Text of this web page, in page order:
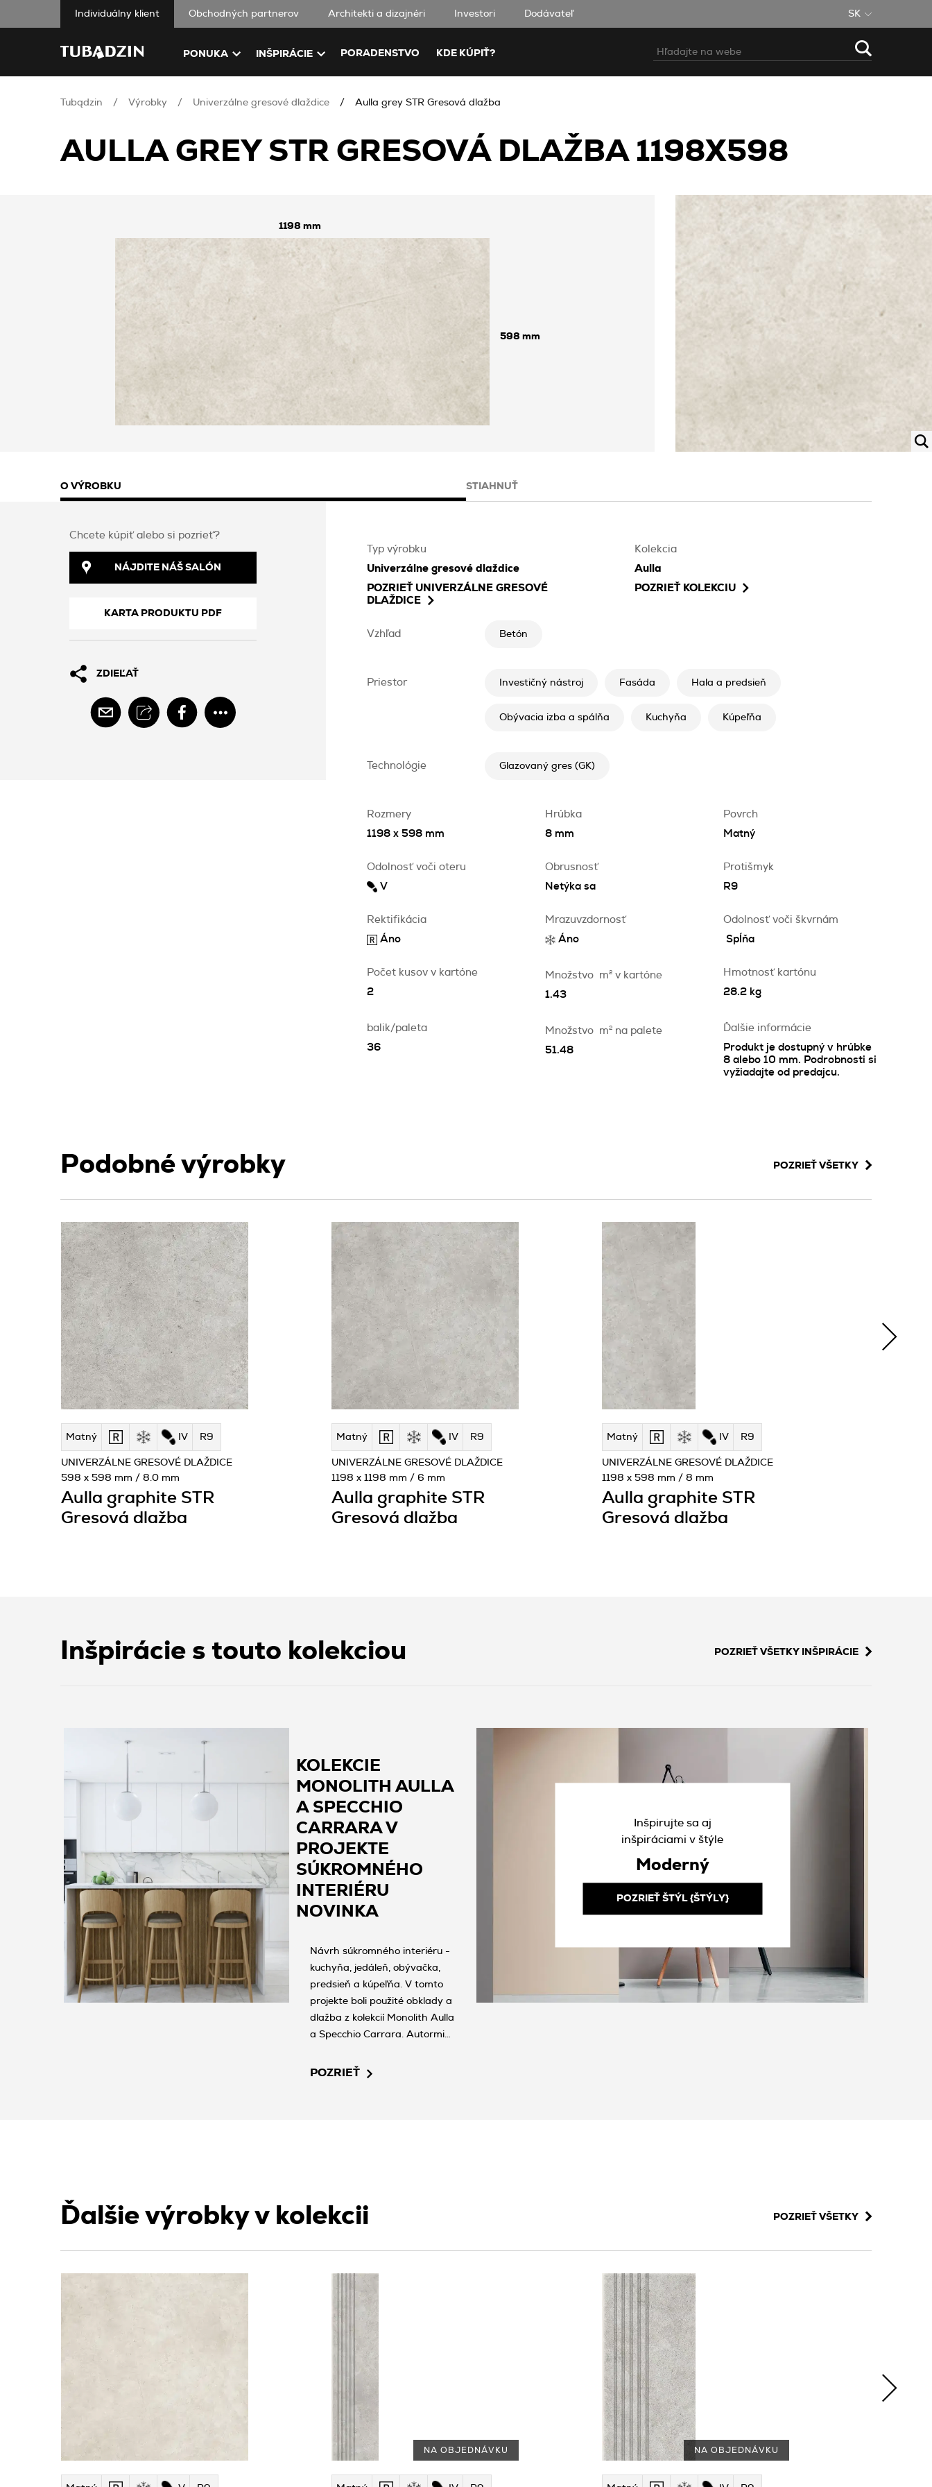
Individuálny klient Obchodných partnerov Architekti a dizajnéri Investori Dodávateľ SK
PONUKA INŠPIRÁCIE PORADENSTVO KDE KÚPIŤ?
Tubądzin Výrobky Univerzálne gresové dlaždice Aulla grey STR Gresová dlažba
AULLA GREY STR GRESOVÁ DLAŽBA 1198X598
1198
598
O VÝROBKU STIAHNUŤ
Chcete kúpiť alebo si pozrieť?
NÁJDITE NÁŠ SALÓN
KARTA PRODUKTU PDF
ZDIEĽAŤ
Typ výrobku
Univerzálne gresové dlaždice
POZRIEŤUNIVERZÁLNE GRESOVÉ
DLAŽDICE
Kolekcia
Aulla
POZRIEŤ KOLEKCIU
Vzhľad Betón
Priestor Investičný nástroj Fasáda Hala a predsieň
Obývacia izba a spálňa Kuchyňa Kúpeľňa
Technológie Glazovaný gres (GK)
Rozmery
1198 x 598 mm
Hrúbka
8 mm
Povrch
Matný
Odolnosť voči oteru
V
Obrusnosť
Netýka sa
Protišmyk
R9
Rektifikácia
Áno
Mrazuvzdornosť
Áno
Odolnosť voči škvrnám
Spĺňa
Počet kusov v kartóne
2
Množstvo m2 v kartóne
1.43
Hmotnosť kartónu
28.2 kg
balik/paleta
36
Množstvo m2
na palete
51.48
Ďalšie informácie
Produkt je dostupný v hrúbke
8 alebo 10 mm. Podrobnosti si
vyžiadajte od predajcu.
Podobné výrobky POZRIEŤ VŠETKY
Matný IV R9
Aulla graphite STR
Gresová dlažba
UNIVERZÁLNE GRESOVÉ DLAŽDICE
598 x 598 mm / 8.0 mm
Matný IV R9
Aulla graphite STR
Gresová dlažba
UNIVERZÁLNE GRESOVÉ DLAŽDICE
1198 x 1198 mm / 6 mm
Matný IV R9
Aulla graphite STR
Gresová dlažba
UNIVERZÁLNE GRESOVÉ DLAŽDICE
1198 x 598 mm / 8 mm
Inšpirácie s touto kolekciou POZRIEŤ VŠETKY INŠPIRÁCIE
KOLEKCIE
MONOLITH AULLA
A SPECCHIO
CARRARA V
PROJEKTE
SÚKROMNÉHO
INTERIÉRU
NOVINKA
Návrh súkromného interiéru -
kuchyňa, jedáleň, obývačka,
predsieň a kúpeľňa. V tomto
projekte boli použité obklady a
dlažba z kolekcií Monolith Aulla
a Specchio Carrara. Autormi
súťaže Tubądzin Design Awards
POZRIEŤ
Inšpirujte sa aj
inšpiráciami v štýle
Moderný
POZRIEŤ ŠTÝL {ŠTÝLY}
Ďalšie výrobky v kolekcii POZRIEŤ VŠETKY
NA OBJEDNÁVKU NA OBJEDNÁVKU